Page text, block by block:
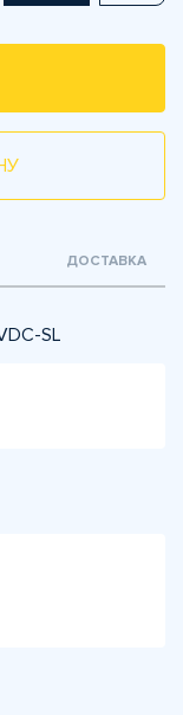
ДОСТАВКА
SL